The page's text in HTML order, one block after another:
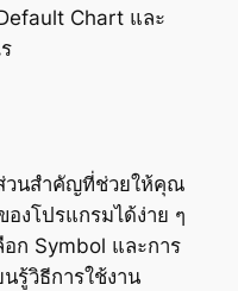
Chart และ
วนสำคัญที่ช่วยให้คุณ
องโปรแกรมได้ง่าย ๆ
อก Symbol และการ
รู้วิธีการใช้งาน